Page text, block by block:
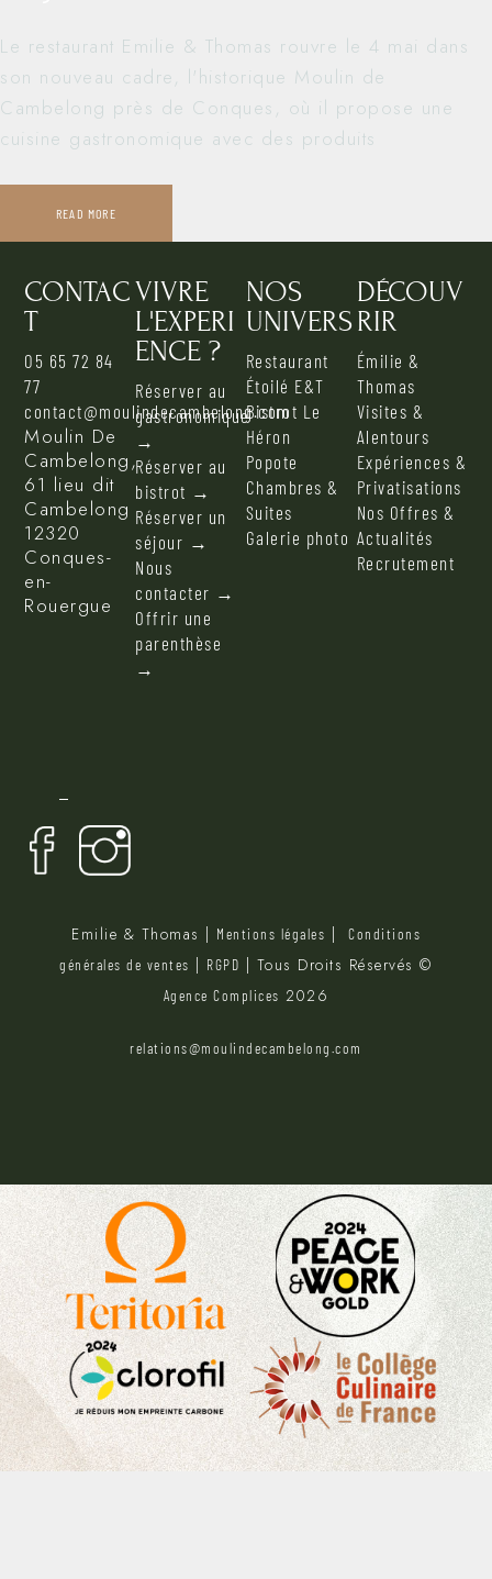
Le restaurant Emilie & Thomas rouvre le 4 mai dans
son nouveau cadre, l'historique Moulin de
Cambelong près de Conques, où il propose une
cuisine gastronomique avec des produits
READ MORE
CONTAC
T
05 65 72 84
77
contact@moulindecambelong.com
Moulin De
Cambelong,
61 lieu dit
Cambelong
12320
Conques-
en-
Rouergue
VIVRE
L'EXPERI
ENCE ?
Réserver au
gastronomique
→
Réserver au
bistrot →
Réserver un
séjour →
Nous
contacter →
Offrir une
parenthèse
→
NOS
UNIVERS
Restaurant
Étoilé E&T
Bistrot Le
Héron
Popote
Chambres &
Suites
Galerie photo
DÉCOUV
RIR
Émilie &
Thomas
Visites &
Alentours
Expériences &
Privatisations
Nos Offres &
Actualités
Recrutement
Emilie & Thomas | Mentions légales
Conditions
générales de ventes
RGPD | Tous Droits Réservés ©
Agence Complices 2026
relations@moulindecambelong.com